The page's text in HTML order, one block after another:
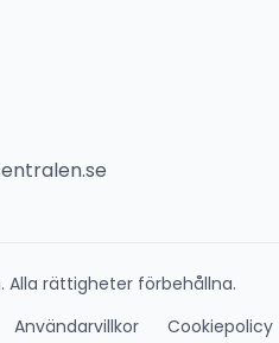
Alla rättigheter förbehållna.
Användarvillkor Cookiepolicy